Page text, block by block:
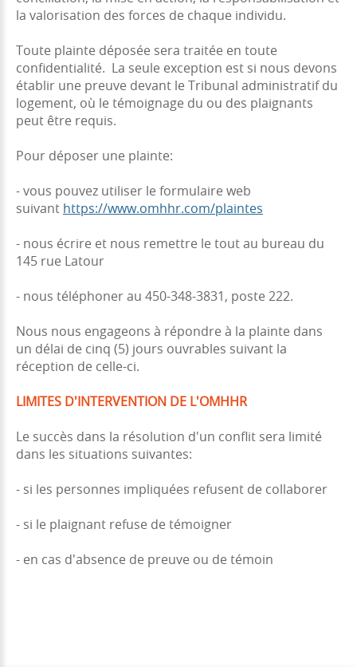
la valorisation des forces de chaque individu.
Toute plainte déposée sera traitée en toute
confidentialité. La seule exception est si nous devons
établir une preuve devant le Tribunal administratif du
logement, où le témoignage du ou des plaignants
peut être requis.
Pour déposer une plainte:
- vous pouvez utiliser le formulaire web
suivant https://www.omhhr.com/plaintes
- nous écrire et nous remettre le tout au bureau du
145 rue Latour
- nous téléphoner au 450-348-3831, poste 222.
Nous nous engageons à répondre à la plainte dans
un délai de cinq (5) jours ouvrables suivant la
réception de celle-ci.
LIMITES D'INTERVENTION DE L'OMHHR
Le succès dans la résolution d'un conflit sera limité
dans les situations suivantes:
- si les personnes impliquées refusent de collaborer
- si le plaignant refuse de témoigner
- en cas d'absence de preuve ou de témoin